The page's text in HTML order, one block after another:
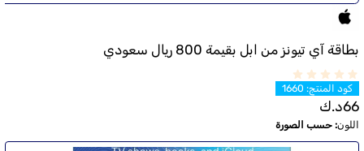
بطاقة آي تيونز من ابل بقيمة 800 ريال سعودي
كود المنتج:
1660
66د.ك
اللون: حسب الصورة